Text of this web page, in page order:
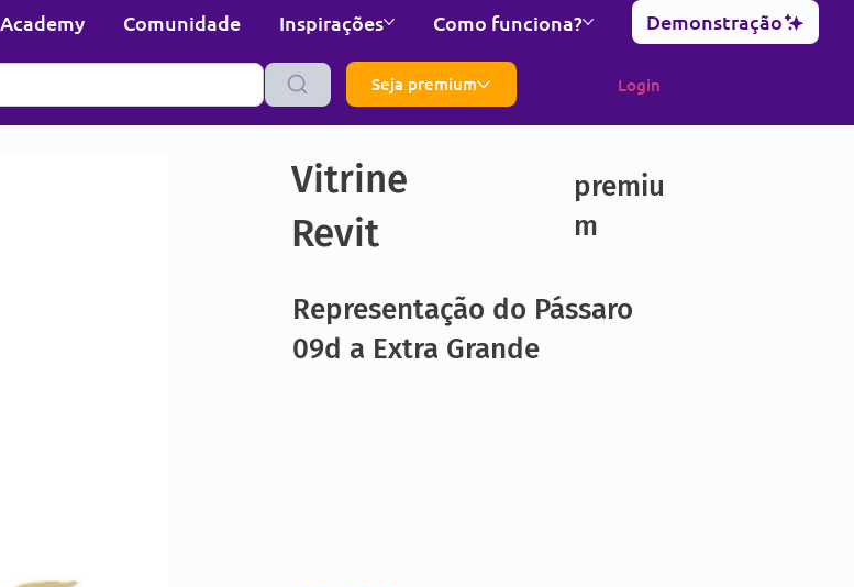
Academy Comunidade Inspirações Como funciona? Demonstração
Seja premium Login
Vitrine
Revit
premiu
m
Representação do Pássaro
09d a Extra Grande